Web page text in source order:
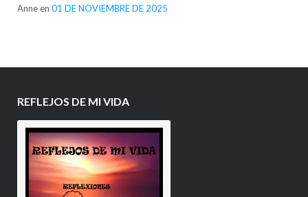
Anneen 01 DE NOVIEMBRE DE 2025
REFLEJOS DE MI VIDA